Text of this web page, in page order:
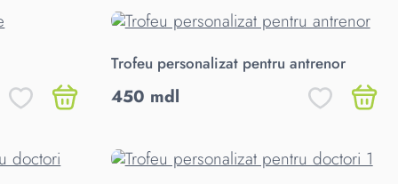
Trofeu personalizat pentru antrenor
450 mdl